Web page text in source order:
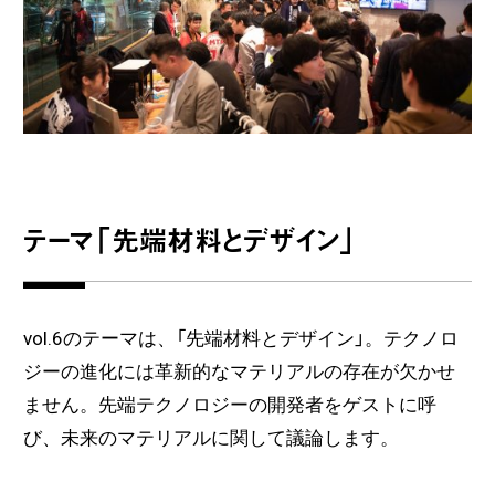
テーマ「先端材料とデザイン」
vol.6のテーマは、「先端材料とデザイン」。テクノロ
ジーの進化には革新的なマテリアルの存在が欠かせ
ません。先端テクノロジーの開発者をゲストに呼
び、未来のマテリアルに関して議論します。